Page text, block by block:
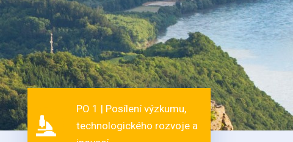
PO 1 | Posílení výzkumu,
technologického rozvoje a